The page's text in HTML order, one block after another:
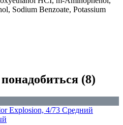
Sodium Benzoate, Potassium
(8)